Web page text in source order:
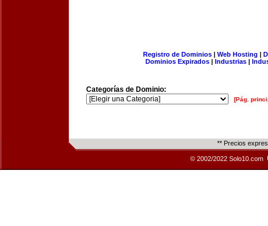
Registro de Dominios| Web Hosting |
Dominios Expirados | Industrias |
Categorías de Dominio:
[Pág.
** Precios
© 2002/2022 Solo10.com